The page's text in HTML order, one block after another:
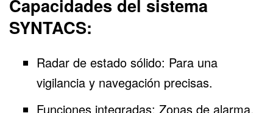
Capacidades del sistema
SYNTACS:
Radar de estado sólido: Para una
vigilancia y navegación precisas.
Funciones integradas: Zonas de alarma,